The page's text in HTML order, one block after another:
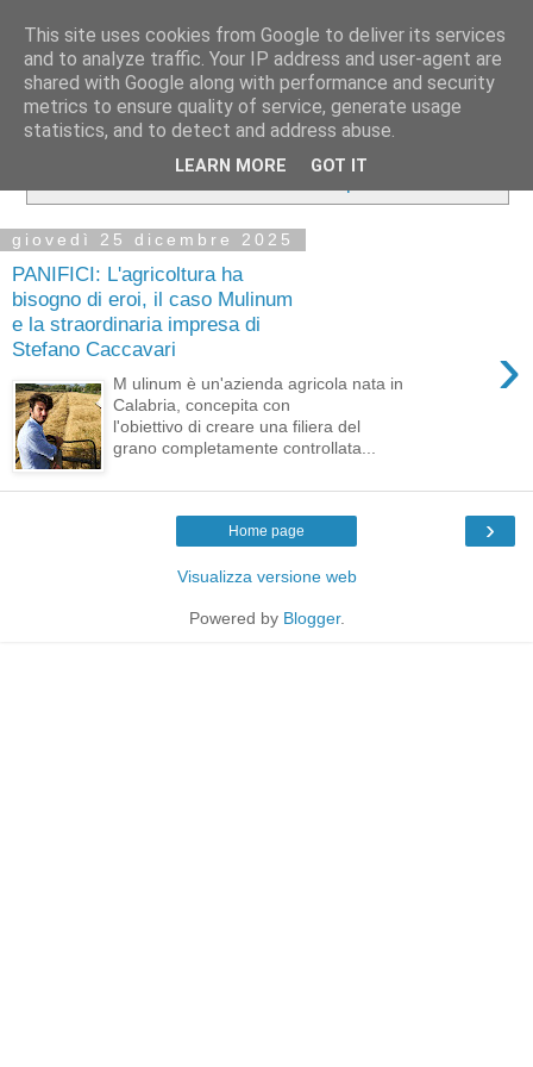
Visualizzazione post con etichettaaziende agricole in
giovedì 25 dicembre 2025
PANIFICI: L'agricoltura ha
bisogno di eroi, il caso Mulinum
e la straordinaria impresa di
Stefano Caccavari
›
M ulinum è un'azienda agricola nata in
Calabria, concepita con
l'obiettivo di creare una filiera del
grano completamente controllata...
›
Home page
Visualizza versione web
Powered by Blogger.
This site uses cookies from Google to deliver its services
and to analyze traffic. Your IP address and user-agent are
shared with Google along with performance and security
metrics to ensure quality of service, generate usage
statistics, and to detect and address abuse.
LEARN MORE GOT IT